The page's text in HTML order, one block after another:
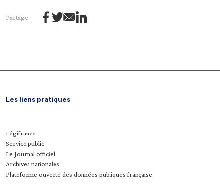
Partage
Les liens pratiques
Légifrance
Service public
Le Journal officiel
Archives nationales
Plateforme ouverte des données publiques française